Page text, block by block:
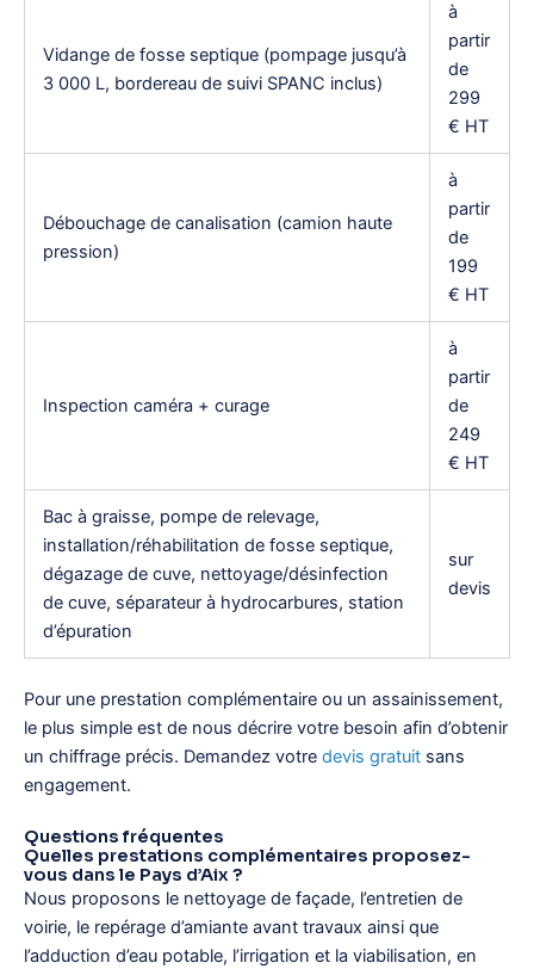
Vidange de fosse septique (pompage jusqu’à
3 000 L, bordereau de suivi SPANC inclus)
à
partir
de
299
€ HT
Débouchage de canalisation (camion haute
pression)
à
partir
de
199
€ HT
Inspection caméra + curage
à
partir
de
249
€ HT
Bac à graisse, pompe de relevage,
installation/réhabilitation de fosse septique,
dégazage de cuve, nettoyage/désinfection
de cuve, séparateur à hydrocarbures, station
d’épuration
sur
devis
Pour une prestation complémentaire ou un assainissement,
le plus simple est de nous décrire votre besoin afin d’obtenir
un chiffrage précis. Demandez votre devis gratuit sans
engagement.
Questions fréquentes
Quelles prestations complémentaires proposez-
vous dans le Pays d’Aix ?
Nous proposons le nettoyage de façade, l’entretien de
voirie, le repérage d’amiante avant travaux ainsi que
l’adduction d’eau potable, l’irrigation et la viabilisation, en